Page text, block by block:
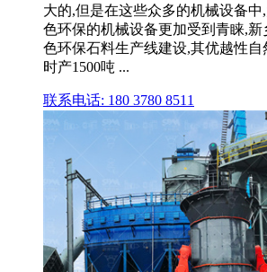
大的,但是在这些众多的机械设备
色环保的机械设备更加受到青睐,
色环保石料生产线建设,其优越性
时产1500吨 ...
联系电话: 180 3780 8511